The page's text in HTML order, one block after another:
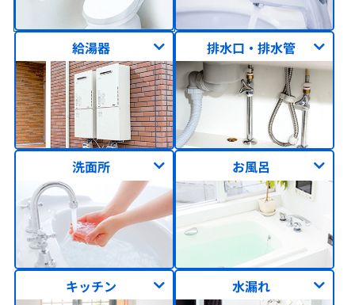
給湯器 排水口・排水管
洗面所 お風呂
キッチン 水漏れ